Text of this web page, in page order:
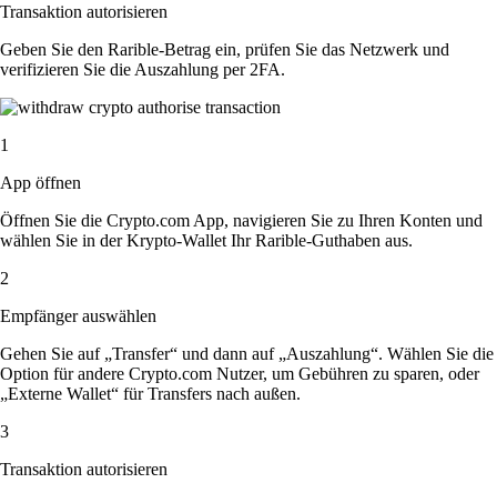
Transaktion autorisieren
Geben Sie den Rarible-Betrag ein, prüfen Sie das Netzwerk und
verifizieren Sie die Auszahlung per 2FA.
1
App öffnen
Öffnen Sie die Crypto.com App, navigieren Sie zu Ihren Konten und
wählen Sie in der Krypto-Wallet Ihr Rarible-Guthaben aus.
2
Empfänger auswählen
Gehen Sie auf „Transfer“ und dann auf „Auszahlung“. Wählen Sie die
Option für andere Crypto.com Nutzer, um Gebühren zu sparen, oder
„Externe Wallet“ für Transfers nach außen.
3
Transaktion autorisieren